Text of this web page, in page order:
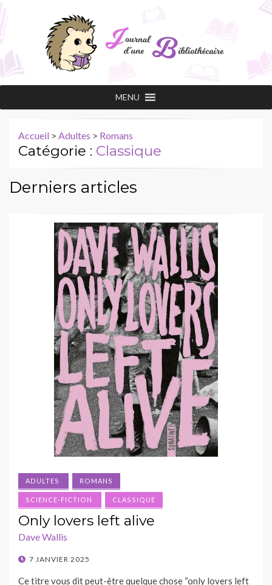
Journal d'une
bibliothécaire
Les conseils de lecture d'une professionnelle
passionnée !
MENU
Accueil > Adultes > Romans
Catégorie : Classique
Derniers articles
ADULTES ROMANS
SCIENCE-FICTION CLASSIQUE
Only lovers left alive
Dave Wallis
POSTED
7 JANVIER 2025
Ce titre vous dit peut-être quelque chose “only lovers left